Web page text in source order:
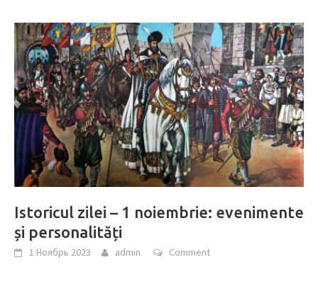
Istoricul zilei – 1 noiembrie: evenimente
și personalități
1 Ноябрь 2023 admin Comment